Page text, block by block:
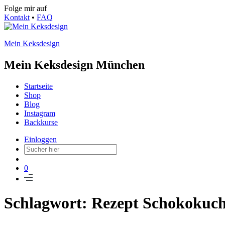
Folge mir auf
Kontakt • FAQ
Mein Keksdesign
Mein Keksdesign München
Startseite
Shop
Blog
Instagram
Backkurse
Einloggen
0
Schlagwort: Rezept